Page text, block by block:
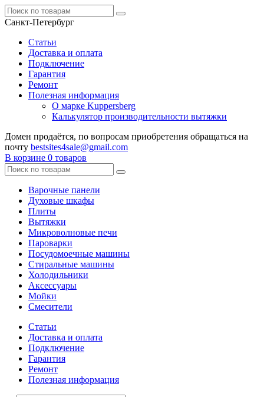
Санкт-Петербург
Статьи
Доставка и оплата
Подключение
Гарантия
Ремонт
Полезная информация
О марке Kuppersberg
Калькулятор производительности вытяжки
Домен продаётся, по вопросам приобретения обращаться на
почту bestsites4sale@gmail.com
В корзине 0 товаров
Варочные панели
Духовые шкафы
Плиты
Вытяжки
Микроволновые печи
Пароварки
Посудомоечные машины
Стиральные машины
Холодильники
Аксессуары
Мойки
Cмесители
Статьи
Доставка и оплата
Подключение
Гарантия
Ремонт
Полезная информация